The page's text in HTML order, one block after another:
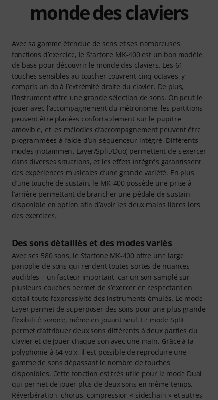
monde des claviers
Avec sa gamme étendue de sons et ses nombreuses
fonctions d’exercice, le Startone MK-400 est un bon modèle
de base pour découvrir le monde des claviers. Les 61
touches sensibles au toucher couvrent cinq octaves, y
compris un do à l’extrémité droite du clavier. De plus,
l’instrument offre une grande sélection de sons. On peut le
jouer avec l’accompagnement du métronome, les partitions
peuvent être placées confortablement sur le pupitre
amovible, et les mélodies d’accompagnement peuvent être
programmées à l’aide d’un séquenceur intégré. Différents
modes (notamment Layer/Split/Duo) permettent de s’exercer
dans diverses situations, et les effets intégrés garantissent
des expériences musicales d’une grande variété. En plus
d’une touche de sustain, le MK-400 possède une prise à
l’arrière permettant de brancher une pédale de sustain
disponible en option afin d’avoir les deux mains libres lors
des exercices.
Des sons détaillés et des modes variés
Avec ses 580 sons, le Startone MK-400 offre une large
panoplie de sons qui rendent toutes sortes de nuances
audibles – un facteur important, car un son samplé sur
plusieurs couches permet de s’exercer en respectant en
détail toute l’expressivité des instruments émulés. Le mode
Layer permet de superposer des sons pour une plus grande
flexibilité sonore, même en jouant seul. Le mode Split
permet d’attribuer deux sons différents à deux parties du
clavier et de jouer chaque son avec une main. Grâce à la
polyphonie à 64 voix, il est possible de reproduire une
gamme de sons dépassant le nombre de touches
disponibles. Cette fonction est très utile pour le mode Dual
qui permet de jouer plus de deux sons en même temps.
Réverbération, chorus, compression « sidechain » et autres